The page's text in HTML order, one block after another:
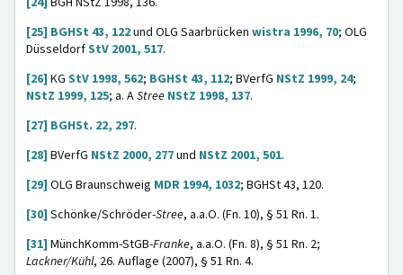
[25] BGHSt 43, 122und OLG Saarbrücken wistra 1996, 70; OLG
DüsseldorfStV 2001, 517.
[26] KG StV 1998, 562; BGHSt 43, 112; BVerfG NStZ 1999, 24;
NStZ 1999, 125; a. AStree NStZ 1998, 137.
[27] BGHSt. 22, 297.
[28] BVerfG NStZ 2000, 277und NStZ 2001, 501.
[29] OLG Braunschweig MDR 1994, 1032; BGHSt 43, 120.
[30] Schönke/Schröder-Stree, a.a.O. (Fn. 10), § 51 Rn. 1.
[31] MünchKomm-StGB-Franke, a.a.O. (Fn. 8), § 51 Rn. 2;
Lackner/Kühl, 26. Auflage (2007), § 51 Rn. 4.